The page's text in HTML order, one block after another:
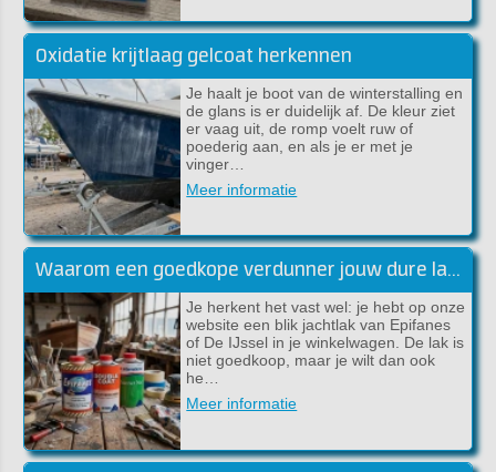
Oxidatie krijtlaag gelcoat herkennen
Je haalt je boot van de winterstalling en
de glans is er duidelijk af. De kleur ziet
er vaag uit, de romp voelt ruw of
poederig aan, en als je er met je
vinger…
Meer informatie
Waarom een goedkope verdunner jouw dure lakwerk kan verpesten
Je herkent het vast wel: je hebt op onze
website een blik jachtlak van Epifanes
of De IJssel in je winkelwagen. De lak is
niet goedkoop, maar je wilt dan ook
he…
Meer informatie